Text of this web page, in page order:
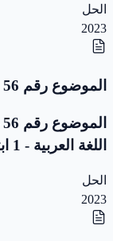
الحل
2023
الموضوع رقم 56
اللغة العربية - 1 ابتدائي
الحل
2023